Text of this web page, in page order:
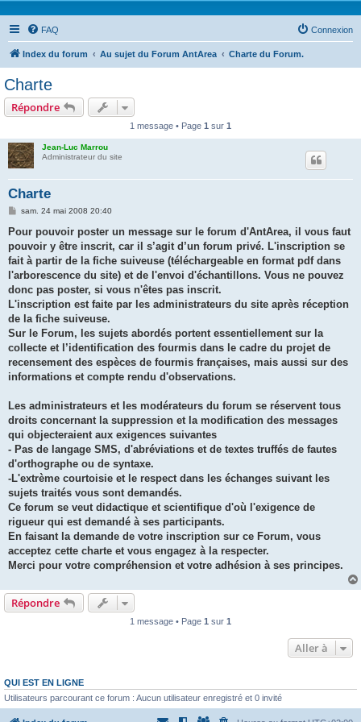
FAQ Connexion
Index du forum Au sujet du Forum AntArea Charte du Forum.
Charte
Répondre
1 message • Page 1 sur 1
Jean-Luc Marrou
Administrateur du site
Charte
M
s
a
g
sam. 24 mai 2008 20:40
Pour pouvoir poster un message sur le forum d'AntArea, il vous faut
pouvoir y être inscrit, car il s’agit d’un forum privé. L'inscription se
fait à partir de la fiche suiveuse (téléchargeable en format pdf dans
l'arborescence du site) et de l'envoi d'échantillons. Vous ne pouvez
donc pas poster, si vous n'êtes pas inscrit.
L'inscription est faite par les administrateurs du site après réception
de la fiche suiveuse.
Sur le Forum, les sujets abordés portent essentiellement sur la
collecte et l’identification des fourmis dans le cadre du projet de
recensement des espèces de fourmis françaises, mais aussi sur des
informations et compte rendu d'observations.
Les administrateurs et les modérateurs du forum se réservent tous
droits concernant la suppression et la modification des messages
qui objecteraient aux exigences suivantes
- Pas de langage SMS, d'abréviations et de textes truffés de fautes
d'orthographe ou de syntaxe.
-L'extrème courtoisie et le respect dans les échanges suivant les
sujets traités vous sont demandés.
Ce forum se veut didactique et scientifique d'où l'exigence de
rigueur qui est demandé à ses participants.
En faisant la demande de votre inscription sur ce Forum, vous
acceptez cette charte et vous engagez à la respecter.
Merci pour votre compréhension et votre adhésion à ses principes.
Répondre
1 message • Page 1 sur 1
Aller à
QUI EST EN LIGNE
Utilisateurs parcourant ce forum : Aucun utilisateur enregistré et 0 invité